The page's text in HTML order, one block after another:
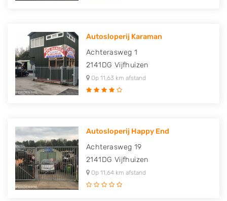
Autosloperij Karaman
Achterasweg 1
2141DG Vijfhuizen
Op 11,63 km afstand
Autosloperij Happy End
Achterasweg 19
2141DG Vijfhuizen
Op 11,64 km afstand